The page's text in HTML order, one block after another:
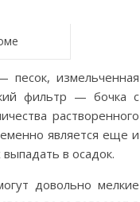
измельченная
фильтр — бочка с
растворенного
является еще и
в осадок.
довольно мелкие